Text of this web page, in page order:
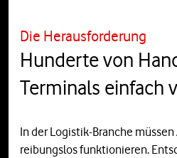
Die Herausforderung
Hunderte von
Terminals einfach
In der Logistik-Branche
reibungslos funktionieren.